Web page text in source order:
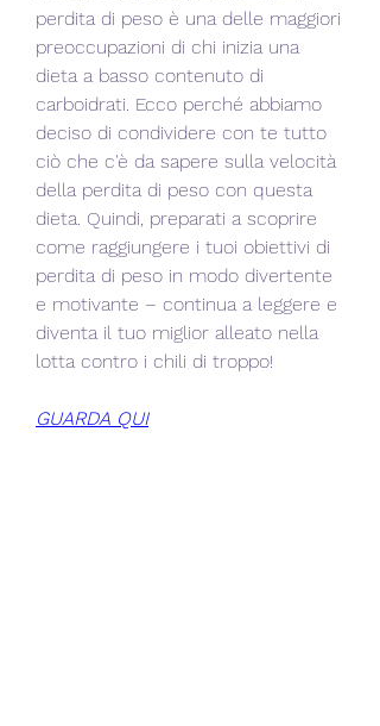
perdita di peso è una delle maggiori
preoccupazioni di chi inizia una
dieta a basso contenuto di
carboidrati. Ecco perché abbiamo
deciso di condividere con te tutto
ciò che c'è da sapere sulla velocità
della perdita di peso con questa
dieta. Quindi, preparati a scoprire
come raggiungere i tuoi obiettivi di
perdita di peso in modo divertente
e motivante – continua a leggere e
diventa il tuo miglior alleato nella
lotta contro i chili di troppo!
GUARDA QUI